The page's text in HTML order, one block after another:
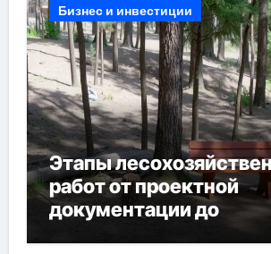
Бизнес и инвестиции
Этапы
работ от проектной
документации до